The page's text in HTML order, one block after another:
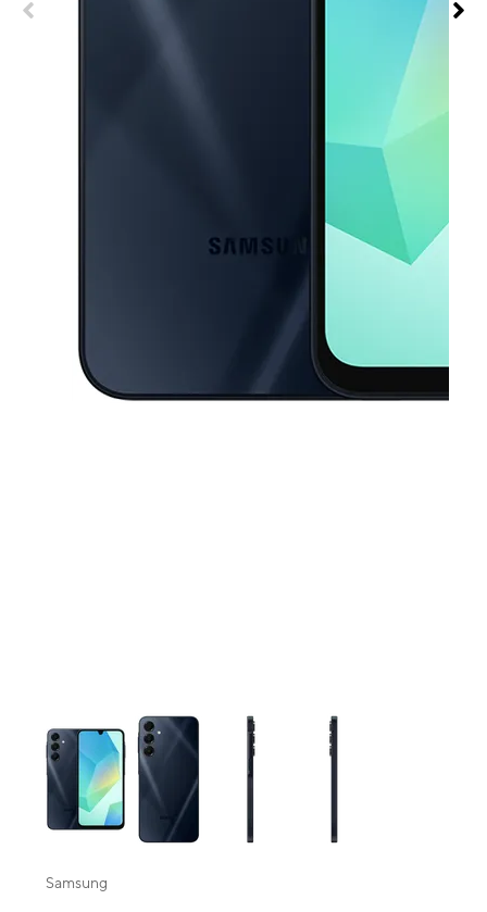
This carousel contains a column of small thumbnails. Selecting a
Samsung